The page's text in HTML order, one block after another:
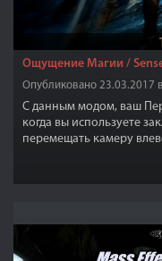
Ощущение Магии /
Опубликовано 23.03.2017
С данным модом, ваш
когда вы используете
перемещать камеру